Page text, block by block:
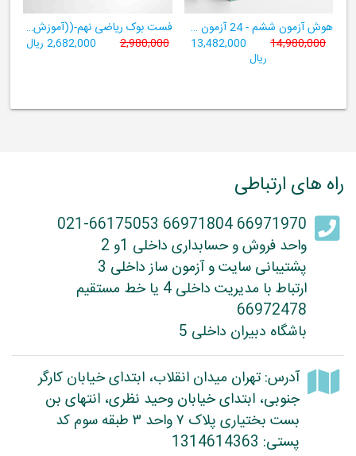
هوش آزمون ششم - 24 آزمون شبیه ساز تیزهوشان
14,980,000
13,482,000
ریال
فست بوک ریاضی نهم-((آموزش سریع، آسان و کامل ریاضی پایۀ نهم))
2,980,000 2,682,000 ریال
راه های ارتباطی
66971970 66971804 021-66175053
واحد فروش و حسابداری داخلی 1و 2
پشتیبانی سایت و آزمون ساز داخلی 3
ارتباط با مدیریت داخلی 4 یا خط مستقیم
66972478
باشگاه دبیران داخلی 5
آدرس: تهران میدان انقلاب، ابتدای خیابان کارگر
جنوبی، ابتدای خیابان وحید نظری، انتهای بن
بست بختیاری پلاک ۷ واحد ۳ طبقه سوم کد
پستی: 1314614363